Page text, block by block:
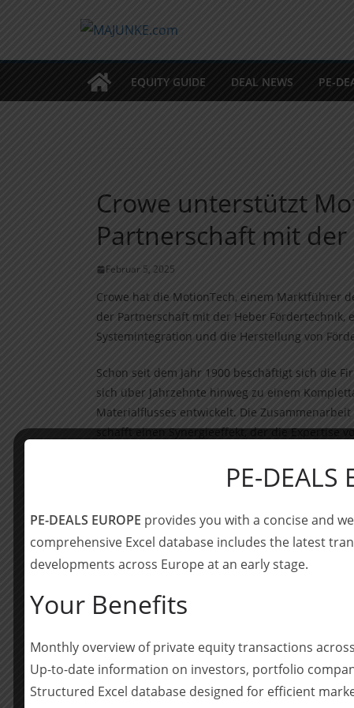
EQUITY GUIDE DEAL NEWS PE-
Crowe unterstützt
Partnerschaft mit
Februar 5, 2025
Crowe hat die MotionTech, einem Marktführer
der Partnerschaft mit der Heber Fördertechnik,
Systemintegration und die Herstellung von
Schon seit dem Jahr 1900 beschäftigt sich die
sich über Jahrzehnte hinweg zu einem
Materialflusses entwickelt. Die
schafft einen Synergieeffekt, der die Expertise
und ihr Angebot erweitern, um Kunden in
Die BPG Beratungs- und Prüfungsgesellschaft
der Leitung von Dr. Philipp Kruse
Diligence, Strukturierung).
Website:www.crowe-bpg.de
Teilen mit:
Teilen
PE-DEALS
PE-DEALS EUROPE provides you with a concise and
comprehensive Excel database includes the latest
developments across Europe at an early stage.
Your Benefits
Monthly overview of private equity transactions
Up-to-date information on investors, portfolio
Structured Excel database designed for efficient